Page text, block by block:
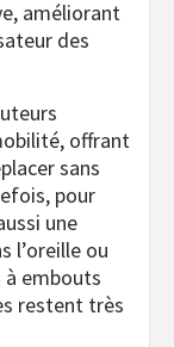
améliorant
des
offrant
sans
pour
une
l’oreille ou
à embouts
restent très